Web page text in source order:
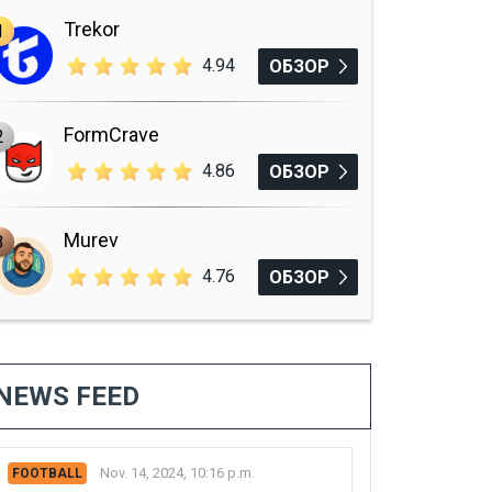
Trekor
4.94 ОБЗОР
FormCrave
4.86 ОБЗОР
Murev
4.76 ОБЗОР
FEED
FOOTBALL Nov. 14, 2024, 10:16 p.m.